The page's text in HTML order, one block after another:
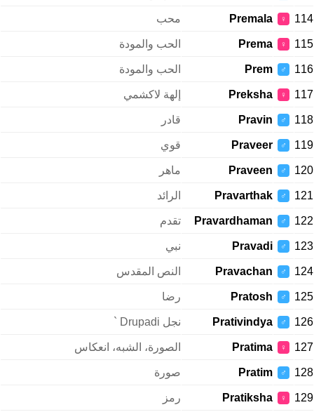
114
♀
Premala محب
115
♀
Prema الحب والمودة
116
♂
Prem الحب والمودة
117
♀
Preksha إلهة لاكشمي
118
♂
Pravin قادر
119
♂
Praveer قوي
120
♂
Praveen ماهر
121
♂
Pravarthak الرائد
122
♂
Pravardhaman تقدم
123
♂
Pravadi نبي
124
♂
Pravachan النص المقدس
125
♂
Pratosh رضا
126
♂
Prativindya نجل Drupadi `
127
♀
Pratima الصورة، الشبه، انعكاس
128
♂
Pratim صورة
129
♀
Pratiksha رمز